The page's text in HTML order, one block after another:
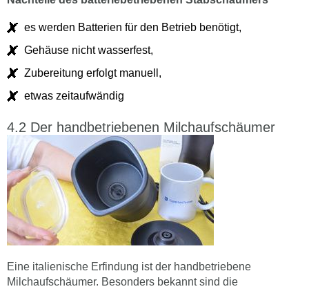
es werden Batterien für den Betrieb benötigt,
Gehäuse nicht wasserfest,
Zubereitung erfolgt manuell,
etwas zeitaufwändig
Der handbetriebenen Milchaufschäumer
Eine italienische Erfindung ist der handbetriebene
Milchaufschäumer. Besonders bekannt sind die